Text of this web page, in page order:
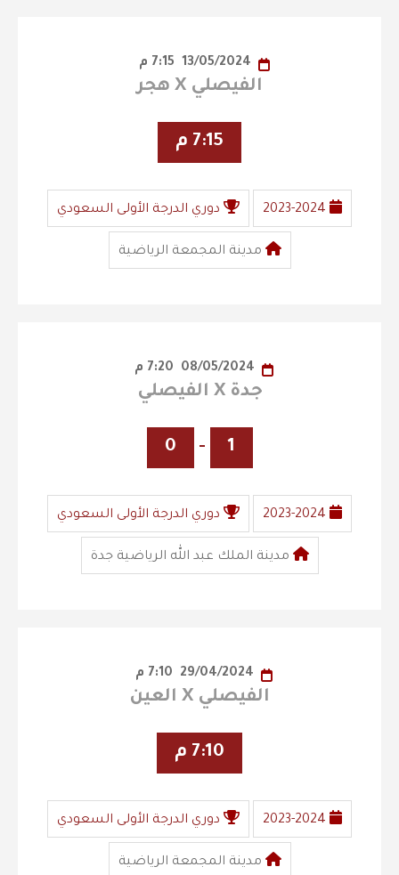
الفيصلي X هجر
7:15 م
2023-2024 دوري الدرجة الأولى السعودي
مدينة المجمعة الرياضية
جدة X الفيصلي
1
-
0
2023-2024 دوري الدرجة الأولى السعودي
مدينة الملك عبد الله الرياضية جدة
الفيصلي X العين
7:10 م
2023-2024 دوري الدرجة الأولى السعودي
مدينة المجمعة الرياضية